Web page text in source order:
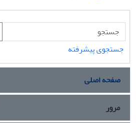
جستجوی پیشرفته
صفحه اصلی
مرور